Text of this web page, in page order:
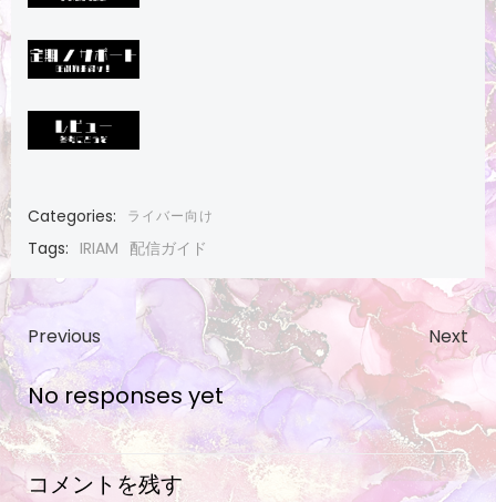
Categories: ライバー向け
Tags: IRIAM 配信ガイド
Post
navigation
Previous
Post
Next
No responses yet
コメントを残す